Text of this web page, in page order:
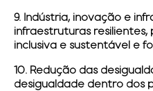
9. Indústria, inovação e
infraestruturas
inclusiva e sustentável e
10. Redução das
desigualdade dentro dos